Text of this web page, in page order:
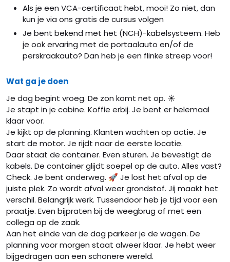
Als je een VCA-certificaat hebt, mooi! Zo niet, dan
kun je via ons gratis de cursus volgen
Je bent bekend met het (NCH)-kabelsysteem. Heb
je ook ervaring met de portaalauto en/of de
perskraakauto? Dan heb je een flinke streep voor!
Wat ga je doen
Je dag begint vroeg. De zon komt net op. ☀️
Je stapt in je cabine. Koffie erbij. Je bent er helemaal
klaar voor.
Je kijkt op de planning. Klanten wachten op actie. Je
start de motor. Je rijdt naar de eerste locatie.
Daar staat de container. Even sturen. Je bevestigt de
kabels. De container glijdt soepel op de auto. Alles vast?
Check. Je bent onderweg. 🚀 Je lost het afval op de
juiste plek. Zo wordt afval weer grondstof. Jij maakt het
verschil. Belangrijk werk. Tussendoor heb je tijd voor een
praatje. Even bijpraten bij de weegbrug of met een
collega op de zaak.
Aan het einde van de dag parkeer je de wagen. De
planning voor morgen staat alweer klaar. Je hebt weer
bijgedragen aan een schonere wereld.